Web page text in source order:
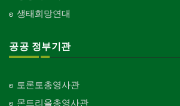
생태희망연대
공공 정부기관
토론토총영사관
몬트리올총영사관